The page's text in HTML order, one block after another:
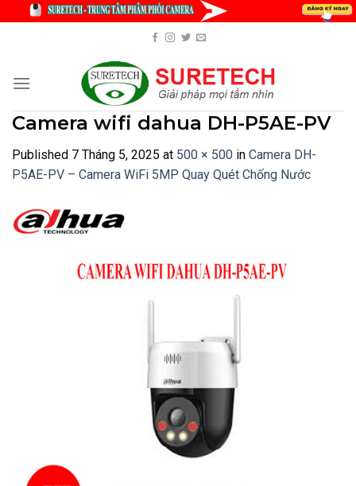
Camera wifi dahua DH-P5AE-PV
Published 7 Tháng 5, 2025 at 500 × 500 in Camera DH-
P5AE-PV – Camera WiFi 5MP Quay Quét Chống Nước